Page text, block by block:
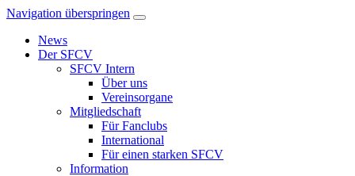
Navigation überspringen
News
Der SFCV
SFCV Intern
Über uns
Vereinsorgane
Mitgliedschaft
Für Fanclubs
International
Für einen starken SFCV
Information